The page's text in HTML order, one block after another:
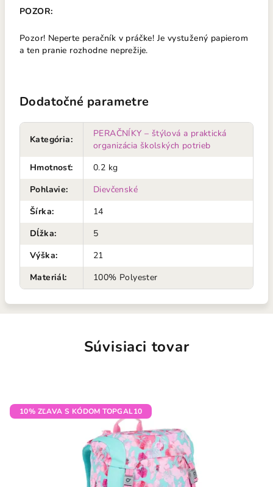
POZOR:
Pozor! Neperte peračník v práčke! Je vystužený papierom
a ten pranie rozhodne neprežije.
Dodatočné parametre
Kategória:
PERAČNÍKY – štýlová a praktická
organizácia školských potrieb
Hmotnosť:
0.2 kg
Pohlavie:
Dievčenské
Šírka:
14
Dĺžka:
5
Výška:
21
Materiál: 100% Polyester
Súvisiaci tovar
10% ZĽAVA S KÓDOM TOPGAL10